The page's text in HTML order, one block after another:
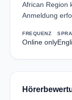
African Region
Anmeldung
FREQUENZ
Online only